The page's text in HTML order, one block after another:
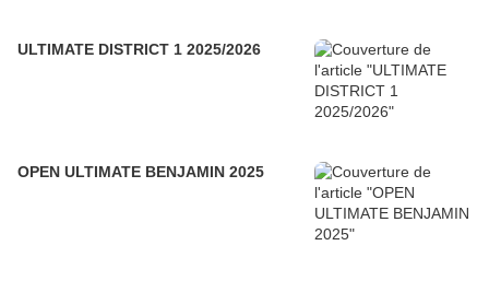
ULTIMATE DISTRICT 1 2025/2026
OPEN ULTIMATE BENJAMIN 2025